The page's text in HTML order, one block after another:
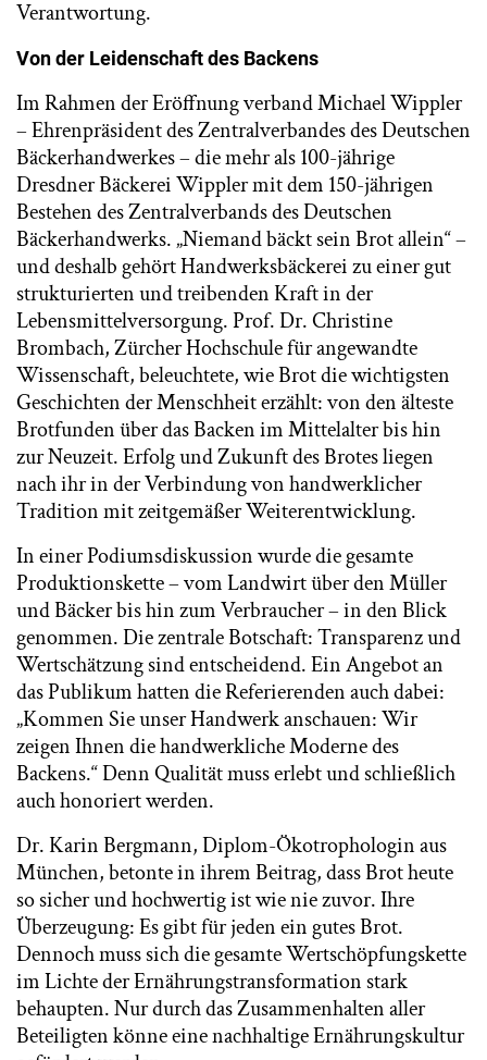
Verantwortung.
Von der Leidenschaft des Backens
Im Rahmen der Eröffnung verband Michael Wippler
– Ehrenpräsident des Zentralverbandes des Deutschen
Bäckerhandwerkes – die mehr als 100-jährige
Dresdner Bäckerei Wippler mit dem 150-jährigen
Bestehen des Zentralverbands des Deutschen
Bäckerhandwerks. „Niemand bäckt sein Brot allein“ –
und deshalb gehört Handwerksbäckerei zu einer gut
strukturierten und treibenden Kraft in der
Lebensmittelversorgung. Prof. Dr. Christine
Brombach, Zürcher Hochschule für angewandte
Wissenschaft, beleuchtete, wie Brot die wichtigsten
Geschichten der Menschheit erzählt: von den älteste
Brotfunden über das Backen im Mittelalter bis hin
zur Neuzeit. Erfolg und Zukunft des Brotes liegen
nach ihr in der Verbindung von handwerklicher
Tradition mit zeitgemäßer Weiterentwicklung.
In einer Podiumsdiskussion wurde die gesamte
Produktionskette – vom Landwirt über den Müller
und Bäcker bis hin zum Verbraucher – in den Blick
genommen. Die zentrale Botschaft: Transparenz und
Wertschätzung sind entscheidend. Ein Angebot an
das Publikum hatten die Referierenden auch dabei:
„Kommen Sie unser Handwerk anschauen: Wir
zeigen Ihnen die handwerkliche Moderne des
Backens.“ Denn Qualität muss erlebt und schließlich
auch honoriert werden.
Dr. Karin Bergmann, Diplom-Ökotrophologin aus
München, betonte in ihrem Beitrag, dass Brot heute
so sicher und hochwertig ist wie nie zuvor. Ihre
Überzeugung: Es gibt für jeden ein gutes Brot.
Dennoch muss sich die gesamte Wertschöpfungskette
im Lichte der Ernährungstransformation stark
behaupten. Nur durch das Zusammenhalten aller
Beteiligten könne eine nachhaltige Ernährungskultur